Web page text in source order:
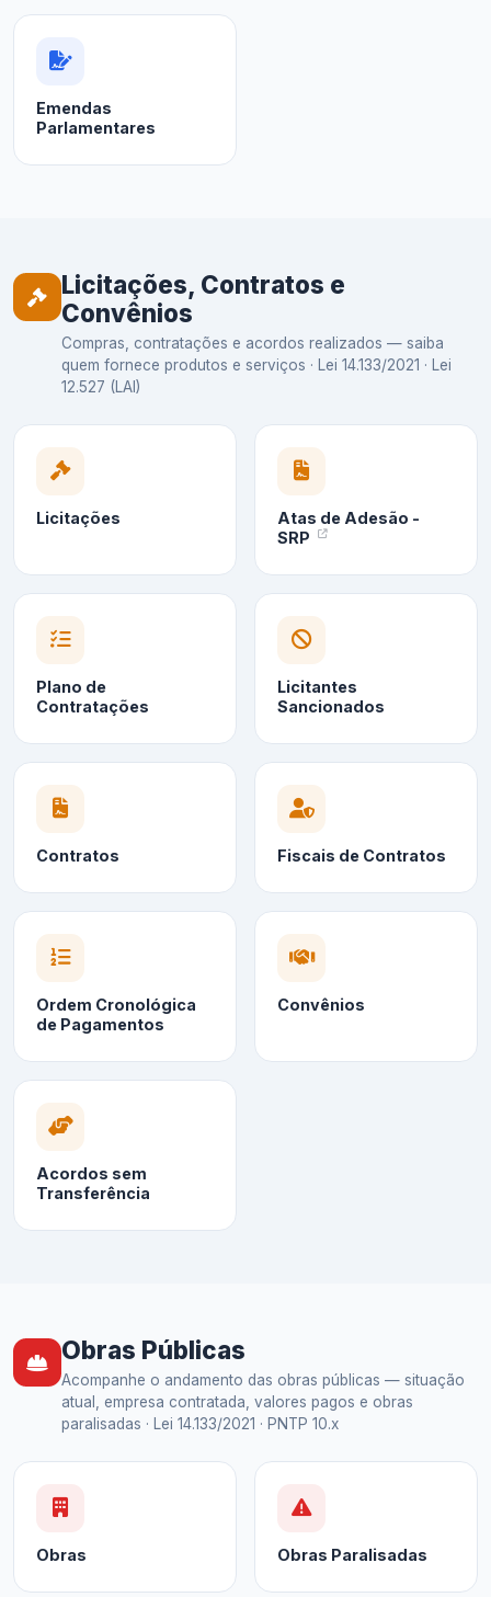
Emendas
Parlamentares
Licitações, Contratos e
Convênios
Compras, contratações e acordos realizados — saiba
quem fornece produtos e serviços · Lei 14.133/2021 · Lei
12.527 (LAI)
Licitações
Atas de Adesão -
SRP
Plano de
Contratações
Licitantes
Sancionados
Contratos Fiscais de Contratos
Ordem Cronológica
de Pagamentos
Convênios
Acordos sem
Transferência
Obras Públicas
Acompanhe o andamento das obras públicas — situação
atual, empresa contratada, valores pagos e obras
paralisadas · Lei 14.133/2021 · PNTP 10.x
Obras Obras Paralisadas